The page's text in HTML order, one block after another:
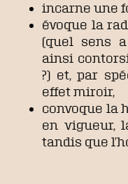
incarne une
évoque la
(quel sens
ainsi
?) et, par
effet miroir,
convoque la
en vigueur,
tandis que